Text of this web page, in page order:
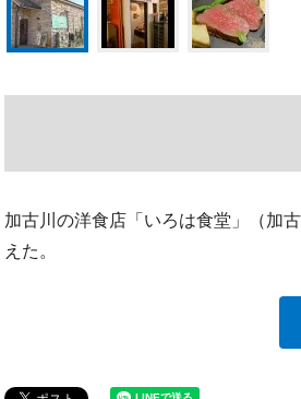
加古川の洋食店「いろは食堂」（加
えた。